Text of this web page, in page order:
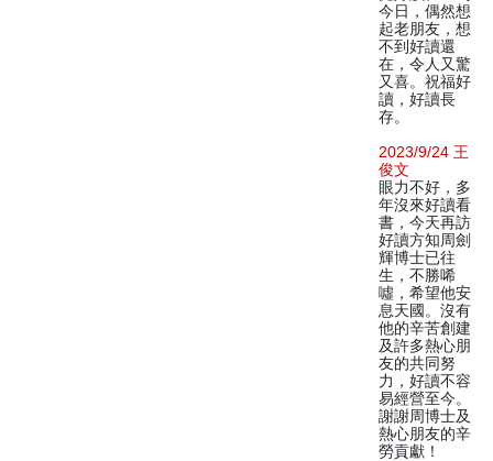
今日，偶然想
起老朋友，想
不到好讀還
在，令人又驚
又喜。祝福好
讀，好讀長
存。
2023/9/24 王
俊文
眼力不好，多
年沒來好讀看
書，今天再訪
好讀方知周劍
輝博士已往
生，不勝唏
噓，希望他安
息天國。沒有
他的辛苦創建
及許多熱心朋
友的共同努
力，好讀不容
易經營至今。
謝謝周博士及
熱心朋友的辛
勞貢獻！